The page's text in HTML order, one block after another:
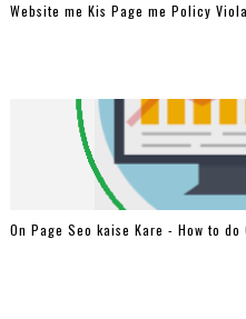
Website me Kis Page me Policy
On Page Seo kaise Kare - How to do